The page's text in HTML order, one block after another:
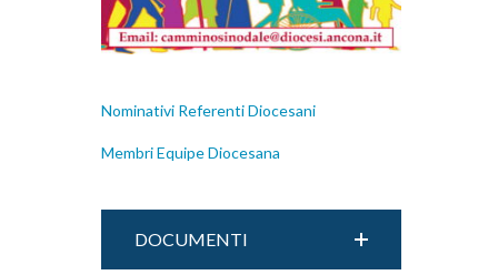
Nominativi Referenti Diocesani
Membri Equipe Diocesana
DOCUMENTI